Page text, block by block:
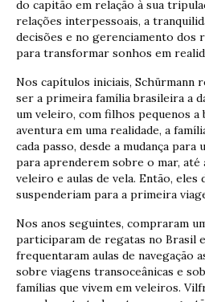
do capitão em relação à sua
relações interpessoais, a
decisões e no gerenciamento dos
para transformar sonhos em
Nos capítulos iniciais, Schürmann
ser a primeira família brasileira a
um veleiro, com filhos pequenos
aventura em uma realidade, a
cada passo, desde a mudança para
para aprenderem sobre o mar,
veleiro e aulas de vela. Então, eles
suspenderiam para a primeira
Nos anos seguintes, compraram
participaram de regatas no Brasil
frequentaram aulas de navegação
sobre viagens transoceânicas e
famílias que vivem em veleiros.